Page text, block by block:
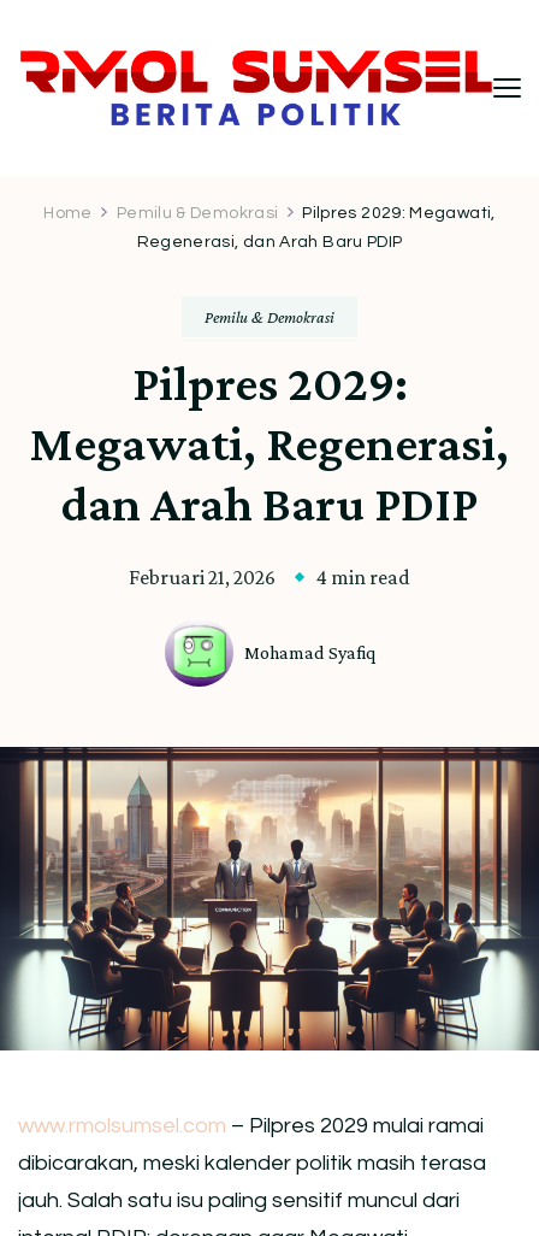
Indonesia untuk Pembaca Kritis
Home Pemilu & Demokrasi
Pilpres 2029: Megawati,
Regenerasi, dan Arah Baru PDIP
Pemilu & Demokrasi
Pilpres 2029:
Megawati, Regenerasi,
dan Arah Baru PDIP
Februari 21, 2026 4 min read
Mohamad Syafiq
www.rmolsumsel.com – Pilpres 2029 mulai ramai
dibicarakan, meski kalender politik masih terasa
jauh. Salah satu isu paling sensitif muncul dari